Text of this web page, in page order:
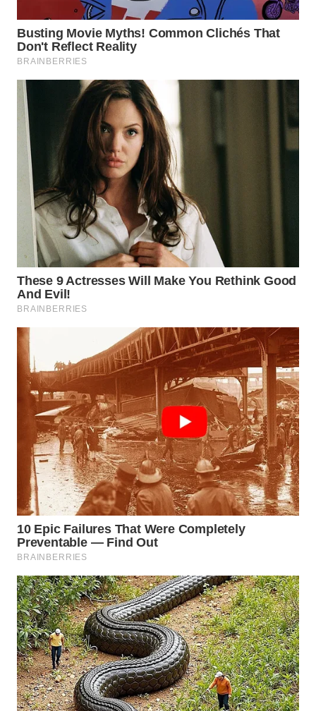
KARAWANG
WN
BEKASI
BOGOR
DEPOK
WN
TAPANULI
UTARA
WN
SAMOSIR
PADANG
LAWAS
WN
SUMEDANG
WN
CIANJUR
WN
KEPULAUAN
SERIBU
TANGERANG
WN
BINJAI
WN
CIREBON